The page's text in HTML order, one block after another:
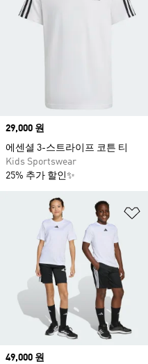
Price
29,000 원
에센셜 3-스트라이프 코튼 티
Kids Sportswear
25% 추가 할인✨
Price
49,000 원